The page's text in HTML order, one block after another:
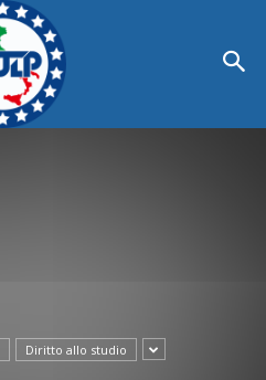
Diritto allo studio